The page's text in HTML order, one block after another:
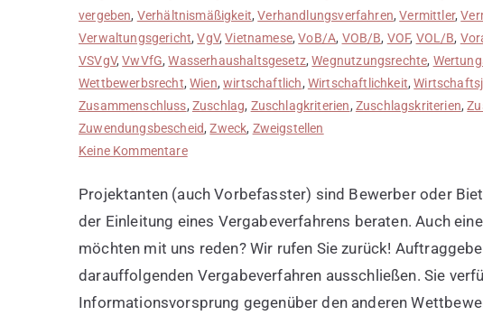
vergeben, Verhältnismäßigkeit,Verhandlungsverfahren,Vermittler,
Verwaltungsgericht,VgV,Vietnamese,VoB/A, VOB/B, VOF, VOL/B,
VSVgV,VwVfG,Wasserhaushaltsgesetz,Wegnutzungsrechte,
Wettbewerbsrecht,Wien,wirtschaftlich, Wirtschaftlichkeit,
Zusammenschluss, Zuschlag, Zuschlagkriterien, Zuschlagskriterien,
Zuwendungsbescheid,Zweck, Zweigstellen
Keine Kommentarezu
in
Ausschreibungsverfahren
Projektanten (auch Vorbefasster) sind Bewerber oder
der Einleitung eines Vergabeverfahrens beraten. Auch
möchten mit uns reden? Wir rufen Sie zurück!
darauffolgenden Vergabeverfahren ausschließen. Sie
Informationsvorsprung gegenüber den anderen